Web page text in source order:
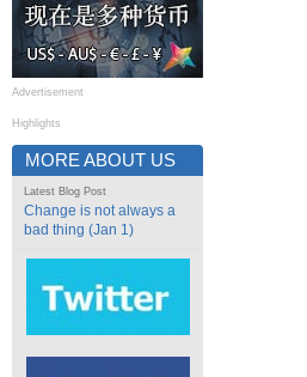
Advertisement
Highlights
MORE ABOUT US
Latest Blog Post
Change is not always a
bad thing (Jan 1)